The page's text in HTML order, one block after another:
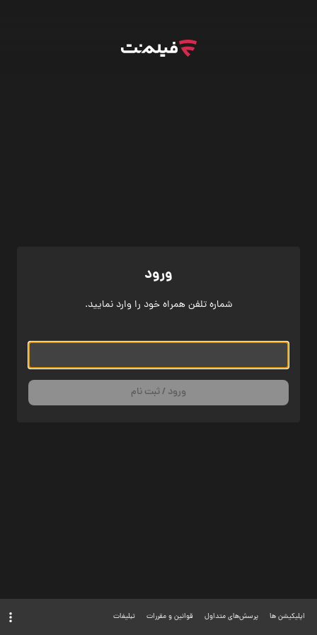
ورود
شماره تلفن همراه خود را وارد نمایید.
ورود / ثبت نام
اپلیکیشن ها پرسش‌های متداول قوانین و مقررات تبلیغات